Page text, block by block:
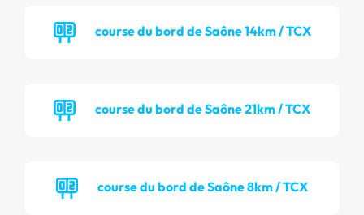
course du bord de Saône 14km / TCX
course du bord de Saône 21km / TCX
course du bord de Saône 8km / TCX